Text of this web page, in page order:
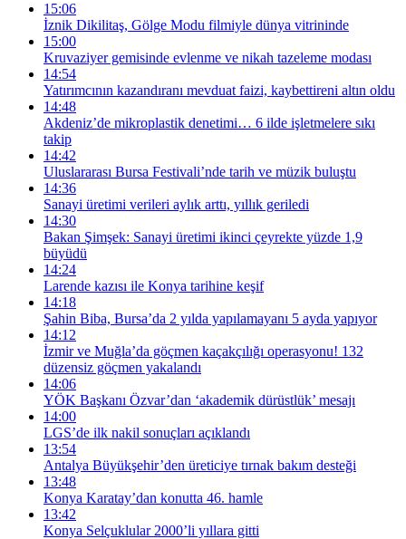
15:06
İznik Dikilitaş, Gölge Modu filmiyle ‎dünya vitrininde
15:00
Kruvaziyer gemisinde evlenme ve nikah tazeleme modası
14:54
Yatırımcının kazandıranı mevduat faizi, kaybettireni altın oldu
14:48
Akdeniz’de mikroplastik denetimi… 6 ilde işletmelere sıkı
takip
14:42
Uluslararası Bursa Festivali’nde tarih ve müzik buluştu
14:36
Sanayi üretimi verileri aylık arttı, yıllık geriledi
14:30
Bakan Şimşek: Sanayi üretimi ikinci çeyrekte yüzde 1,9
büyüdü
14:24
Larende kazısı ile Konya tarihine keşif
14:18
Şahin Biba, Bursa’da 2 yılda yapılamayanı 5 ayda yapıyor
14:12
İzmir ve Muğla’da göçmen kaçakçılığı operasyonu! 132
düzensiz göçmen yakalandı
14:06
YÖK Başkanı Özvar’dan ‘akademik dürüstlük’ mesajı
14:00
LGS’de ilk nakil sonuçları açıklandı
13:54
Antalya Büyükşehir’den üreticiye tırnak bakım desteği
13:48
Konya Karatay’dan konutta 46. hamle
13:42
Konya Selçuklular 2000’li yıllara gitti